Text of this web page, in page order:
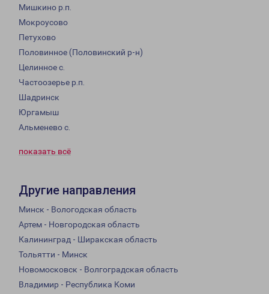
Мишкино р.п.
Мокроусово
Петухово
Половинное (Половинский р-н)
Целинное с.
Частоозерье р.п.
Шадринск
Юргамыш
Альменево с.
показать всё
Другие направления
Минск - Вологодская область
Артем - Новгородская область
Калининград - Ширакская область
Тольятти - Минск
Новомосковск - Волгоградская область
Владимир - Республика Коми